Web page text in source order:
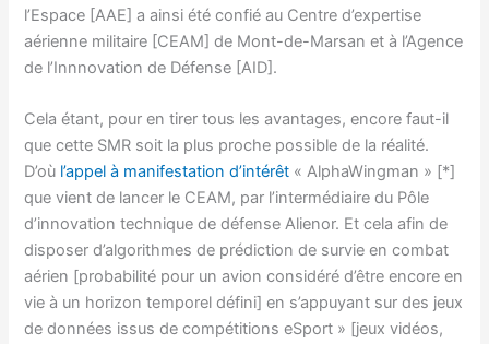
l’Espace [AAE] a ainsi été confié au Centre d’expertise
aérienne militaire [CEAM] de Mont-de-Marsan et à l’Agence
de l’Innnovation de Défense [AID].
Cela étant, pour en tirer tous les avantages, encore faut-il
que cette SMR soit la plus proche possible de la réalité.
D’où l’appel à manifestation d’intérêt « AlphaWingman » [*]
que vient de lancer le CEAM, par l’intermédiaire du Pôle
d’innovation technique de défense Alienor. Et cela afin de
disposer d’algorithmes de prédiction de survie en combat
aérien [probabilité pour un avion considéré d’être encore en
vie à un horizon temporel défini] en s’appuyant sur des jeux
de données issus de compétitions eSport » [jeux vidéos,